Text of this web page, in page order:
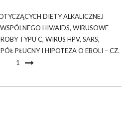
DIETY ALKALICZNEJ
HIV/AIDS, WIRUSOWE
TYPU C, WIRUS HPV, SARS,
PŁUCNY I HIPOTEZA O EBOLI – CZ.
1